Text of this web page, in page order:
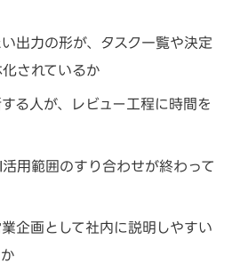
出力の形が、タスク一覧や決定
されているか
る人が、レビュー工程に時間を
用範囲のすり合わせが終わって
企画として社内に説明しやすい